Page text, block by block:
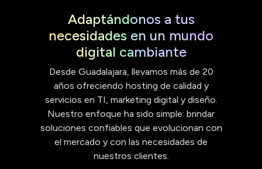
Adaptándonos a tus
necesidades en un mundo
digital cambiante
Desde Guadalajara, llevamos más de 20
años ofreciendo hosting de calidad y
servicios en TI, marketing digital y diseño.
Nuestro enfoque ha sido simple: brindar
soluciones confiables que evolucionan con
el mercado y con las necesidades de
nuestros clientes.